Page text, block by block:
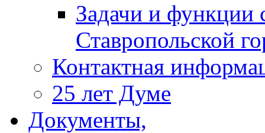
Задачи и функции
Ставропольской
Контактная
25 лет Думе
Документы,